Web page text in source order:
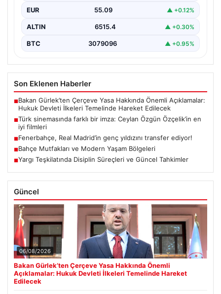
EUR 55.09 ▲ +0.12%
ALTIN 6515.4 ▲ +0.30%
BTC 3079096 ▲ +0.95%
Son Eklenen Haberler
■Bakan Gürlek’ten Çerçeve Yasa Hakkında Önemli Açıklamalar:
Hukuk Devleti İlkeleri Temelinde Hareket Edilecek
■Türk sinemasında farklı bir imza: Ceylan Özgün Özçelik’in en
iyi filmleri
■Fenerbahçe, Real Madrid’in genç yıldızını transfer ediyor!
■Bahçe Mutfakları ve Modern Yaşam Bölgeleri
■Yargı Teşkilatında Disiplin Süreçleri ve Güncel Tahkimler
Güncel
06/08/2026
Bakan Gürlek’ten Çerçeve Yasa Hakkında Önemli
Açıklamalar: Hukuk Devleti İlkeleri Temelinde Hareket
Edilecek